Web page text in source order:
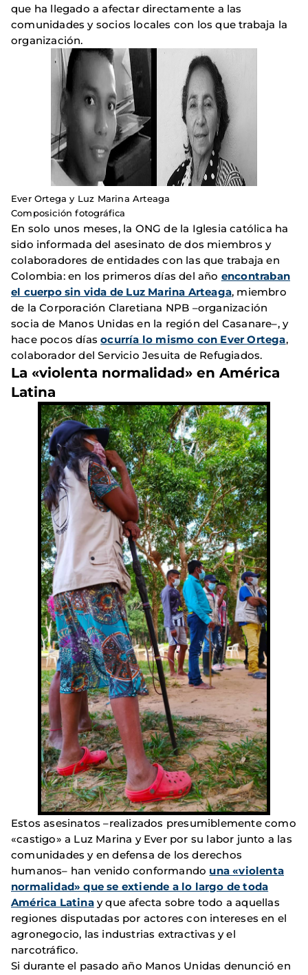
que ha llegado a afectar directamente a las
comunidades y socios locales con los que trabaja la
organización.
Ever Ortega y Luz Marina Arteaga
Composición fotográfica
En solo unos meses, la ONG de la Iglesia católica ha
sido informada del asesinato de dos miembros y
colaboradores de entidades con las que trabaja en
Colombia: en los primeros días del año encontraban
el cuerpo sin vida de Luz Marina Arteaga, miembro
de la Corporación Claretiana NPB –organización
socia de Manos Unidas en la región del Casanare–, y
hace pocos díasocurría lo mismo con Ever Ortega,
colaborador del Servicio Jesuita de Refugiados.
La «violenta normalidad» en América
Latina
Estos asesinatos –realizados presumiblemente como
«castigo» a Luz Marina y Ever por su labor junto a las
comunidades y en defensa de los derechos
humanos– han venido conformando una «violenta
normalidad» que se extiende a lo largo de toda
América Latinay que afecta sobre todo a aquellas
regiones disputadas por actores con intereses en el
agronegocio, las industrias extractivas y el
narcotráfico.
Si durante el pasado año Manos Unidas denunció en